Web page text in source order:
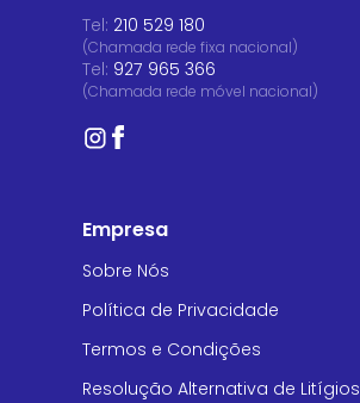
Tel: 210 529 180
(Chamada rede fixa nacional)
Tel: 927 965 366
(Chamada rede móvel nacional)
Empresa
Sobre Nós
Política de Privacidade
Termos e Condições
Resolução Alternativa de Litígios